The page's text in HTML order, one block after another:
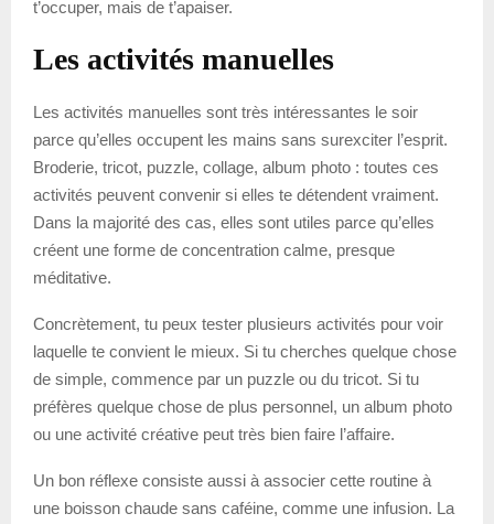
t’occuper, mais de t’apaiser.
Les activités manuelles
Les activités manuelles sont très intéressantes le soir
parce qu’elles occupent les mains sans surexciter l’esprit.
Broderie, tricot, puzzle, collage, album photo : toutes ces
activités peuvent convenir si elles te détendent vraiment.
Dans la majorité des cas, elles sont utiles parce qu’elles
créent une forme de concentration calme, presque
méditative.
Concrètement, tu peux tester plusieurs activités pour voir
laquelle te convient le mieux. Si tu cherches quelque chose
de simple, commence par un puzzle ou du tricot. Si tu
préfères quelque chose de plus personnel, un album photo
ou une activité créative peut très bien faire l’affaire.
Un bon réflexe consiste aussi à associer cette routine à
une boisson chaude sans caféine, comme une infusion. La